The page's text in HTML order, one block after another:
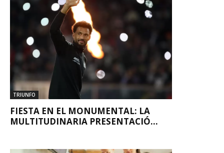
TRIUNFO
FIESTA EN EL MONUMENTAL: LA
MULTITUDINARIA PRESENTACIÓ...